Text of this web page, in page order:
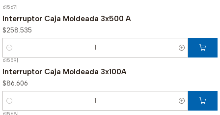
61567|
Interruptor Caja Moldeada 3x500 A
$258.535
Cantidad
61559
Interruptor Caja Moldeada 3x100A
$86.606
Cantidad
61568|